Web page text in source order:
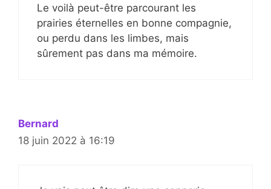
Le voilà peut-être parcourant les
prairies éternelles en bonne compagnie,
ou perdu dans les limbes, mais
sûrement pas dans ma mémoire.
Bernard
18 juin 2022 à 16:19